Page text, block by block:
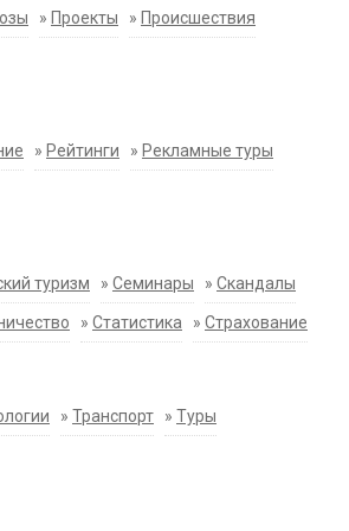
» Проекты » Происшествия
» Рейтинги » Рекламные туры
туризм » Семинары » Скандалы
» Статистика » Страхование
» Транспорт » Туры